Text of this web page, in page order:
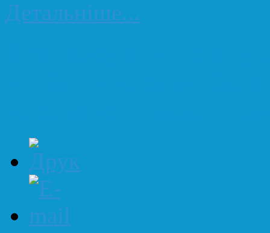
Детальніше...